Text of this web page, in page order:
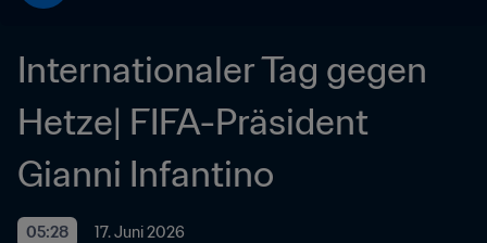
Internationaler Tag gegen
Hetze| FIFA-Präsident
Gianni Infantino
05:28 17. Juni 2026